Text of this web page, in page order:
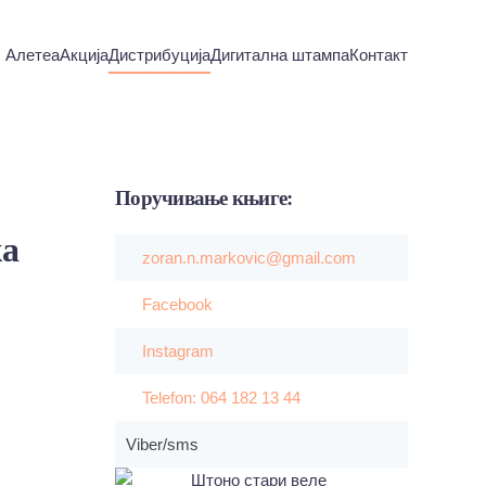
АлетеаАкцијаДистрибуцијаДигитална штампаКонтакт
Поручивањекњиге:
zoran.n.markovic@gmail.com
Facebook
Instagram
Telefon: 064 182 13 44
Viber/sms
Штоно стари веле